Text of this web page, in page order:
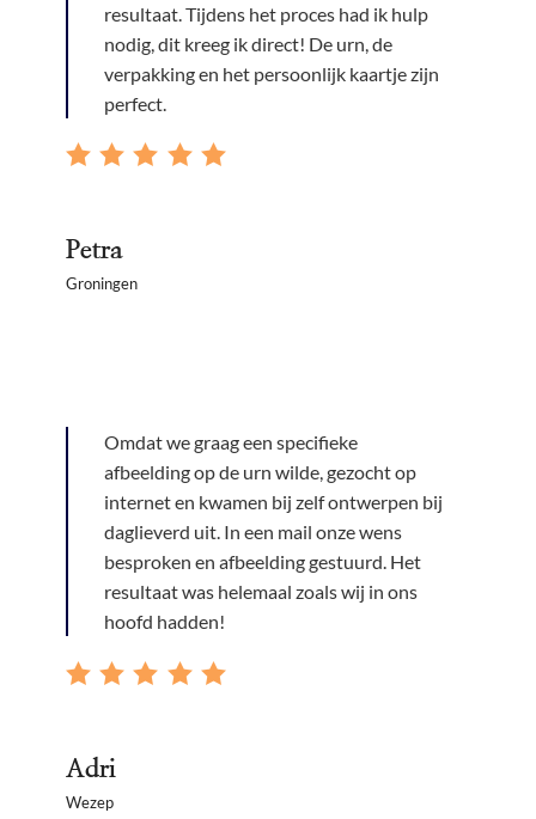
resultaat. Tijdens het proces had ik hulp
nodig, dit kreeg ik direct! De urn, de
verpakking en het persoonlijk kaartje zijn
perfect.
Petra
Groningen
Omdat we graag een specifieke
afbeelding op de urn wilde, gezocht op
internet en kwamen bij zelf ontwerpen bij
daglieverd uit. In een mail onze wens
besproken en afbeelding gestuurd. Het
resultaat was helemaal zoals wij in ons
hoofd hadden!
Adri
Wezep